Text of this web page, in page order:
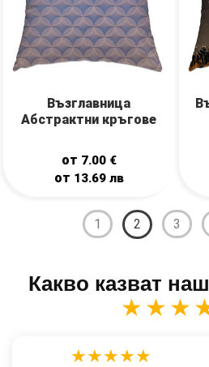
Възглавница
Абстрактни кръгове
от 7.00 €
от 13.69 лв
1 2 3
Какво казват
★★★★★